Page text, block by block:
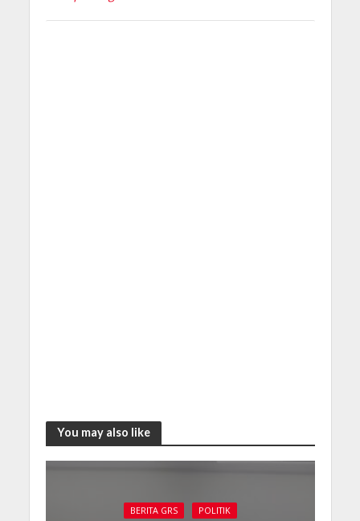
You may also like
BERITA GRS POLITIK